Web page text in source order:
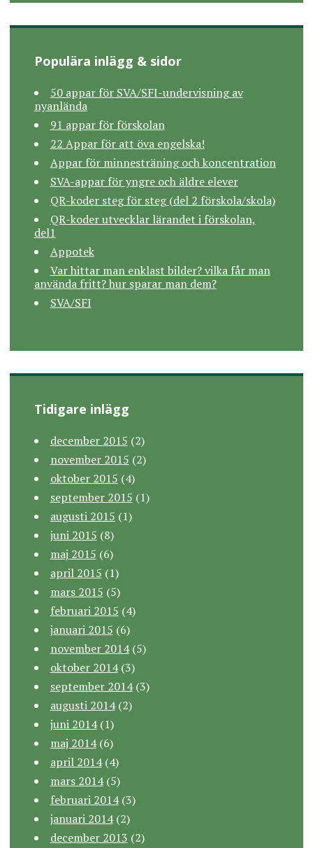
Populära inlägg & sidor
50 appar för SVA/SFI-undervisning av
nyanlända
91 appar för förskolan
22 Appar för att öva engelska!
Appar för minnesträning och koncentration
SVA-appar för yngre och äldre elever
QR-koder steg för steg (del 2 förskola/skola)
QR-koder utvecklar lärandet i förskolan,
del1
Appotek
Var hittar man enklast bilder? vilka får man
använda fritt? hur sparar man dem?
SVA/SFI
Tidigare inlägg
december 2015 (2)
november 2015 (2)
oktober 2015 (4)
september 2015 (1)
augusti 2015 (1)
juni 2015 (8)
maj 2015 (6)
april 2015 (1)
mars 2015 (5)
februari 2015 (4)
januari 2015 (6)
november 2014(5)
oktober 2014(3)
september 2014(3)
augusti 2014(2)
juni 2014(1)
maj 2014(6)
april 2014(4)
mars 2014(5)
februari 2014(3)
januari 2014(2)
december 2013 (2)